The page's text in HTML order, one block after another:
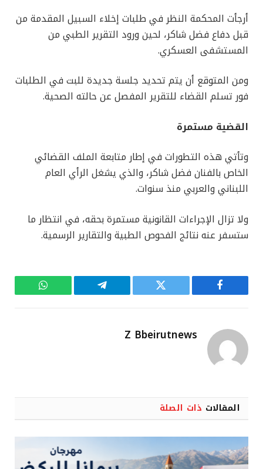
أرجأت المحكمة النظر في طلبات إخلاء السبيل المقدمة من
قبل دفاع فضل شاكر، لحين ورود التقرير الطبي من
المستشفى العسكري.
ومن المتوقع أن يتم تحديد جلسة جديدة للبت في الطلبات
فور تسلم القضاء للتقرير المفصل عن حالته الصحية.
القضية مستمرة
وتأتي هذه التطورات في إطار متابعة الملف القضائي
الخاص بالفنان فضل شاكر، والذي يشغل الرأي العام
اللبناني والعربي منذ سنوات.
ولا تزال الإجراءات القانونية مستمرة بحقه، في انتظار ما
ستسفر عنه نتائج الفحوص الطبية والتقارير الرسمية.
فيسبوك تويتر تيلقرام واتساب
Z Bbeirutnews
المقالات ذات الصلة